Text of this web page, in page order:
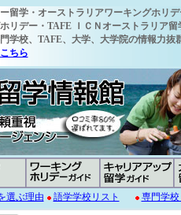
留学・オーストラリアワーキングホリ
リデー・TAFE ＩＣＮオーストラリア
学校、TAFE、大学、大学院の情報力
ちら
選ぶ理由 語学学校リスト 専門学